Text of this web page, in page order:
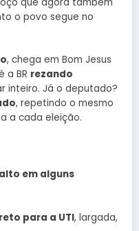
que agora também
o povo segue no
, chega em Bom Jesus
a BR rezando
inteiro. Já o deputado?
, repetindo o mesmo
a cada eleição.
em alguns
para a UTI, largada,